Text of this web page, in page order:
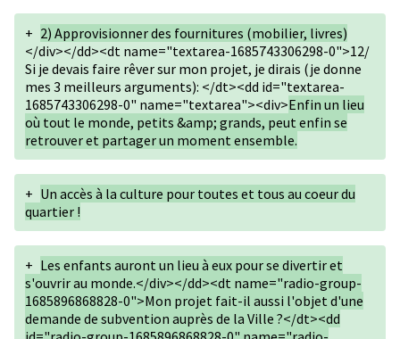
+ 2) Approvisionner des fournitures (mobilier, livres)
</div></dd><dt name="textarea-1685743306298-0">12/
Si je devais faire rêver sur mon projet, je dirais (je donne
mes 3 meilleurs arguments): </dt><dd id="textarea-
1685743306298-0" name="textarea"><div>Enfin un lieu
où tout le monde, petits &amp; grands, peut enfin se
retrouver et partager un moment ensemble.
+ Un accès à la culture pour toutes et tous au coeur du
quartier !
+ Les enfants auront un lieu à eux pour se divertir et
s'ouvrir au monde.</div></dd><dt name="radio-group-
1685896868828-0">Mon projet fait-il aussi l'objet d'une
demande de subvention auprès de la Ville ?</dt><dd